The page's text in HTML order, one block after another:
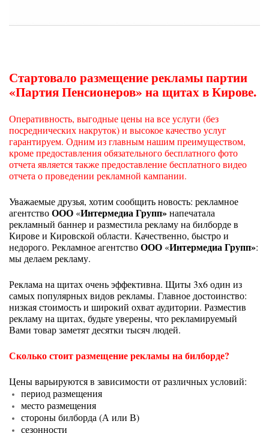
Стартовало размещение рекламы партии
«Партия Пенсионеров» на щитах в Кирове.
Оперативность, выгодные цены на все услуги (без
посреднических накруток) и высокое качество услуг
гарантируем. Одним из главным нашим преимуществом,
кроме предоставления обязательного бесплатного фото
отчета является также предоставление бесплатного видео
отчета о проведении рекламной кампании.
Уважаемые друзья, хотим сообщить новость: рекламное
агентствоООО «Интермедиа Групп»напечатала
рекламный баннер и разместила рекламу на билборде в
Кирове и Кировской области. Качественно, быстро и
недорого. Рекламное агентствоООО «Интермедиа Групп»:
мы делаем рекламу.
Реклама на щитах очень эффективна. Щиты 3х6 один из
самых популярных видов рекламы. Главное достоинство:
низкая стоимость и широкий охват аудитории. Разместив
рекламу на щитах, будьте уверены, что рекламируемый
Вами товар заметят десятки тысяч людей.
Сколько стоит размещение рекламы на билборде?
Цены варьируются в зависимости от различных условий:
период размещения
место размещения
стороны билборда (А или В)
сезонности